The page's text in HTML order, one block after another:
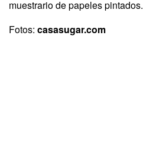
muestrario de papeles pintados.
Fotos: casasugar.com